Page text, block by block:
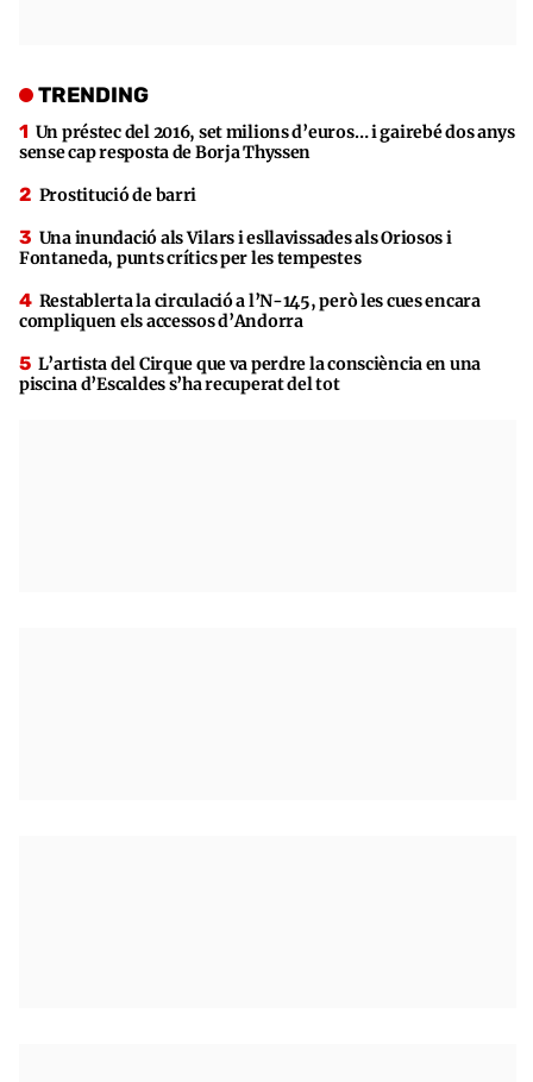
TRENDING
Un préstec del 2016, set milions d’euros… i gairebé dos anys
sense cap resposta de Borja Thyssen
Prostitució de barri
Una inundació als Vilars i esllavissades als Oriosos i
Fontaneda, punts crítics per les tempestes
Restablerta la circulació a l’N-145, però les cues encara
compliquen els accessos d’Andorra
L’artista del Cirque que va perdre la consciència en una
piscina d’Escaldes s’ha recuperat del tot